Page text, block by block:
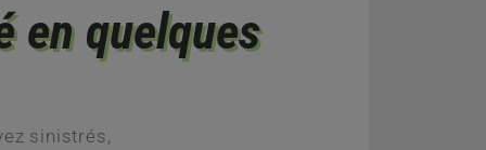
en quelques
sinistrés,